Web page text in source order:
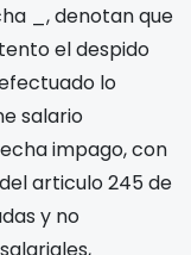
_, denotan que
el despido
lo
salario
impago, con
articulo 245 de
y no